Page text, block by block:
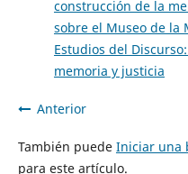
construcción de la
sobre el Museo de la
Estudios del
memoria y justicia
Anterior
También puede Iniciar una
para este artículo.